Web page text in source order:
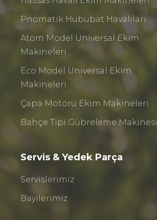
Pnömatik Hububat Havalıları
Atom Model Üniversal Ekim
Makineleri
Eco Model Universal Ekim
Makineleri
Çapa Motoru Ekim Makineleri
Bahçe Tipi Gübreleme Makinesi
Servis & Yedek Parça
Servislerimiz
Bayilerimiz